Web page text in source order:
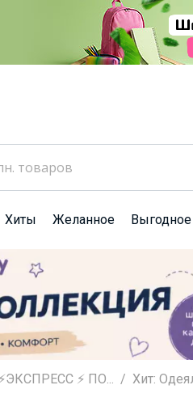
Хиты Желанное Выгодное
⚡ ПО... Хит: